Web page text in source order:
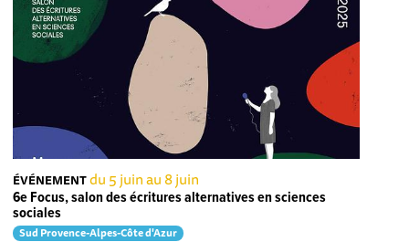
ÉVÉNEMENTdu 5 juin au 8 juin
6e Focus, salon des écritures alternatives en sciences
sociales
Sud Provence-Alpes-Côte d'Azur